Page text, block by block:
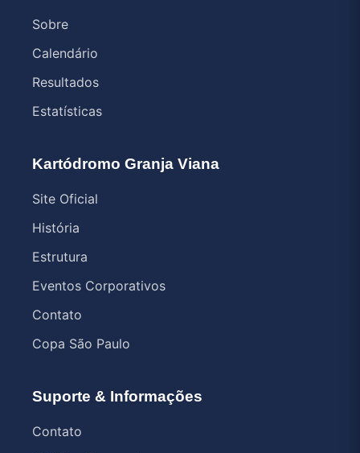
Sobre
Calendário
Resultados
Estatísticas
Kartódromo Granja Viana
Site Oficial
História
Estrutura
Eventos Corporativos
Contato
Copa São Paulo
Suporte & Informações
Contato